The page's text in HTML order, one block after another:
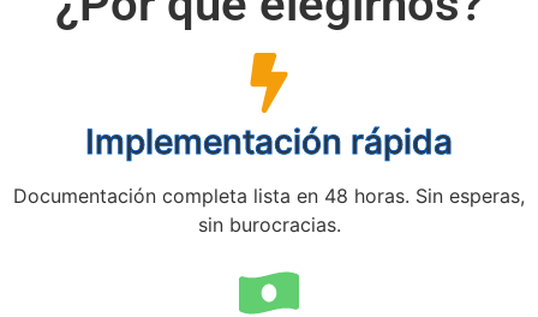
Implementación rápida
Documentación completa lista en 48 horas. Sin esperas,
sin burocracias.